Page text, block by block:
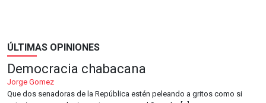
ÚLTIMAS OPINIONES
Democracia chabacana
Jorge Gomez
Que dos senadoras de la República estén peleando a gritos como si